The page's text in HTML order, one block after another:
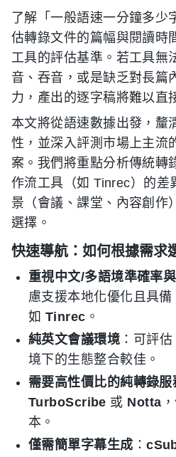
了解「一般語速一分鐘多少
估轉錄文件的篇幅與閱讀時
工具的評估基準。若工具無
音、吞音，或是缺乏對長篇
力，產出的逐字稿將難以直
本文將從語速數據出發，釐
性，並深入評測市場上主流
案。我們將重點分析傳統轉
作流工具（如 Tinrec）的差
景（會議、課堂、內容創作
選擇。
快速導航：如何根據需求
重視中文/多語境準確率
慮支援本地化優化且具備
如 Tinrec 。
純英文會議環境 ：可評估
境下的生態整合較佳。
需要高性價比的純轉錄服
TurboScribe 或 Notta
本。
僅需簡單字幕生成 ：